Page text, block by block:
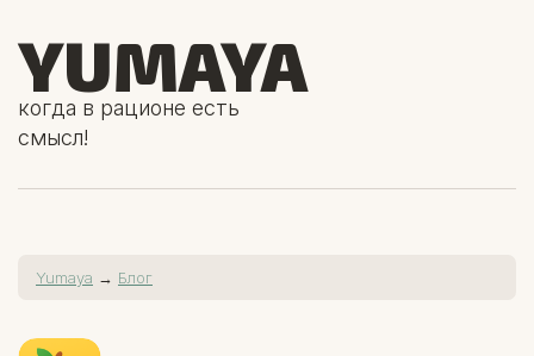
YUMAYA
когда в рационе есть
смысл!
Yumaya → Блог